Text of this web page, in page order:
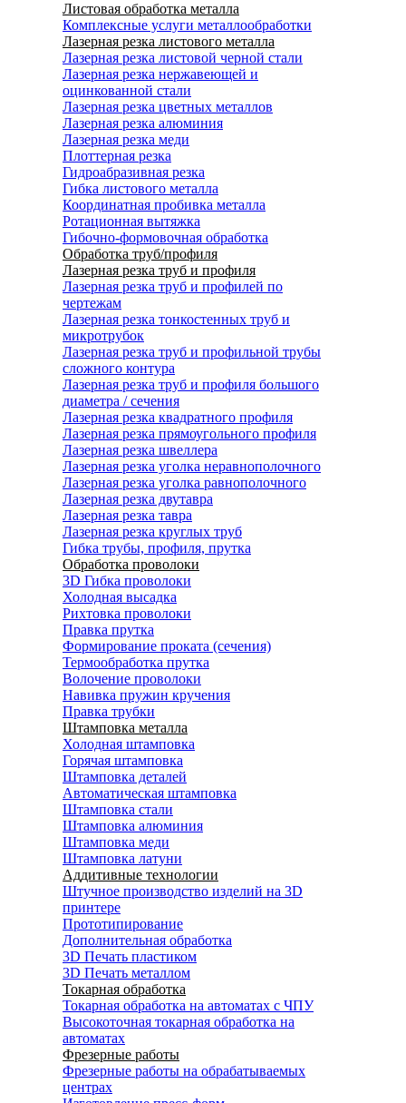
Листовая обработка металла
Комплексные услуги металлообработки
Лазерная резка листового металла
Лазерная резка листовой черной стали
Лазерная резка нержавеющей и
оцинкованной стали
Лазерная резка цветных металлов
Лазерная резка алюминия
Лазерная резка меди
Плоттерная резка
Гидроабразивная резка
Гибка листового металла
Координатная пробивка металла
Ротационная вытяжка
Гибочно-формовочная обработка
Обработка труб/профиля
Лазерная резка труб и профиля
Лазерная резка труб и профилей по
чертежам
Лазерная резка тонкостенных труб и
микротрубок
Лазерная резка труб и профильной трубы
сложного контура
Лазерная резка труб и профиля большого
диаметра / сечения
Лазерная резка квадратного профиля
Лазерная резка прямоугольного профиля
Лазерная резка швеллера
Лазерная резка уголка неравнополочного
Лазерная резка уголка равнополочного
Лазерная резка двутавра
Лазерная резка тавра
Лазерная резка круглых труб
Гибка трубы, профиля, прутка
Обработка проволоки
3D Гибка проволоки
Холодная высадка
Рихтовка проволоки
Правка прутка
Формирование проката (сечения)
Термообработка прутка
Волочение проволоки
Навивка пружин кручения
Правка трубки
Штамповка металла
Холодная штамповка
Горячая штамповка
Штамповка деталей
Автоматическая штамповка
Штамповка стали
Штамповка алюминия
Штамповка меди
Штамповка латуни
Аддитивные технологии
Штучное производство изделий на 3D
принтере
Прототипирование
Дополнительная обработка
3D Печать пластиком
3D Печать металлом
Токарная обработка
Токарная обработка на автоматах с ЧПУ
Высокоточная токарная обработка на
автоматах
Фрезерные работы
Фрезерные работы на обрабатываемых
центрах